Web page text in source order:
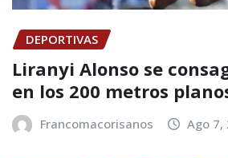
DEPORTIVAS
Liranyi Alonso se
en los 200 metros
Francomacorisanos Ago 7,